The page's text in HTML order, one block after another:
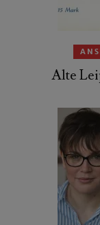
Alte